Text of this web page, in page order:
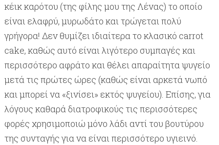
κέικ καρότου (της φίλης μου της Λένας) το οποίο
είναι ελαφρύ, μυρωδάτο και τρώγεται πολύ
γρήγορα! Δεν θυμίζει ιδιαίτερα το κλασικό carrot
cake, καθώς αυτό είναι λιγότερο συμπαγές και
περισσότερο αφράτο και θέλει απαραίτητα ψυγείο
μετά τις πρώτες ώρες (καθώς είναι αρκετά νωπό
και μπορεί να «ξινίσει» εκτός ψυγείου). Επίσης, για
λόγους καθαρά διατροφικούς τις περισσότερες
φορές χρησιμοποιώ μόνο λάδι αντί του βουτύρου
της συνταγής για να είναι περισσότερο υγιεινό.